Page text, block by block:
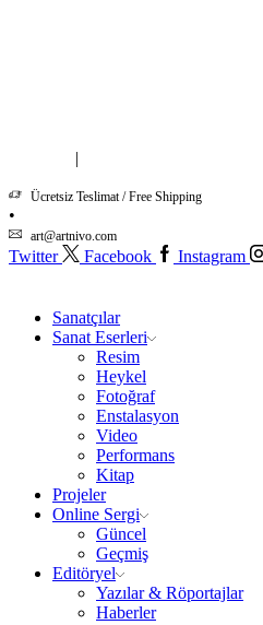
|
Ücretsiz Teslimat / Free Shipping
art@artnivo.com
Twitter Facebook Instagram
Sanatçılar
Sanat Eserleri
Resim
Heykel
Fotoğraf
Enstalasyon
Video
Performans
Kitap
Projeler
Online Sergi
Güncel
Geçmiş
Editöryel
Yazılar & Röportajlar
Haberler